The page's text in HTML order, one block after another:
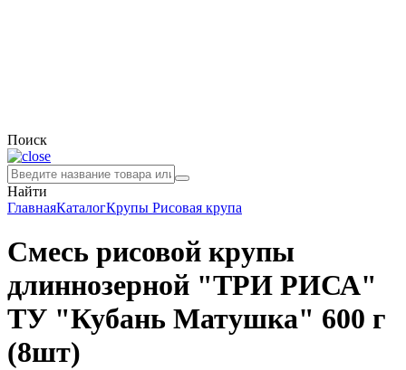
Поиск
Найти
ГлавнаяКаталогКрупы Рисовая крупа
Смесь рисовой крупы
длиннозерной "ТРИ РИСА"
ТУ "Кубань Матушка" 600 г
(8шт)